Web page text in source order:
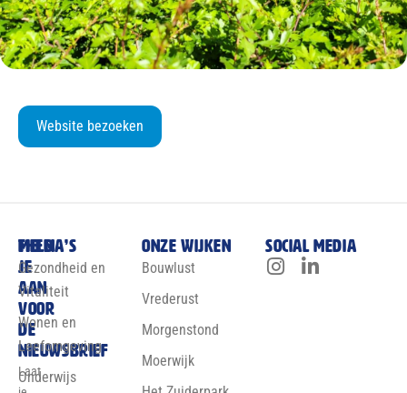
Website bezoeken
Meld
je
aan
voor
de
nieuwsbrief
Laat
Thema’s
Gezondheid en
Vitaliteit
Wonen en
Leefomgeving
Onderwijs
Onze wijken
Bouwlust
Vrederust
Morgenstond
Moerwijk
Social media